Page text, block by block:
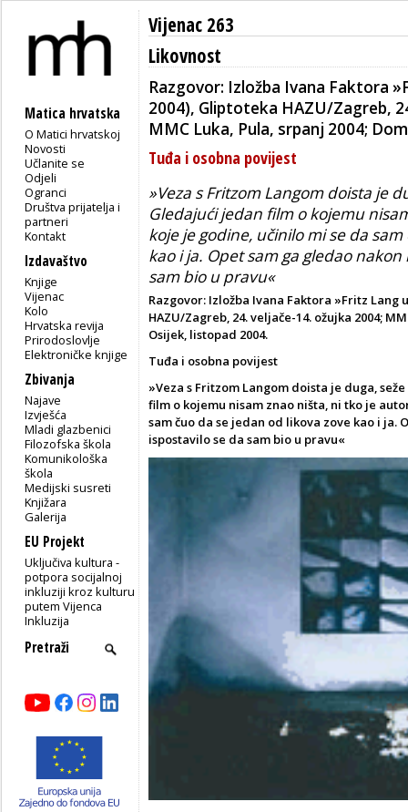
Matica hrvatska
O Matici hrvatskoj
Novosti
Učlanite se
Odjeli
Ogranci
Društva prijatelja i
partneri
Kontakt
Izdavaštvo
Knjige
Vijenac
Kolo
Hrvatska revija
Prirodoslovlje
Elektroničke knjige
Zbivanja
Najave
Izvješća
Mladi glazbenici
Filozofska škola
Komunikološka
škola
Medijski susreti
Knjižara
Galerija
EU Projekt
Uključiva kultura -
potpora socijalnoj
inkluziji kroz kulturu
putem Vijenca
Inkluzija
Vijenac 263
Likovnost
Razgovor: Izložba Ivana Faktora
2004), Gliptoteka HAZU/Zagreb,
MMC Luka, Pula, srpanj 2004;
Tuđa i osobna povijest
»Veza s Fritzom Langom doista je
Gledajući jedan film o kojemu
koje je godine, učinilo mi se da
kao i ja. Opet sam ga gledao
sam bio u pravu«
Razgovor: Izložba Ivana Faktora »Fritz Lang
HAZU/Zagreb, 24. veljače-14. ožujka 2004;
Osijek, listopad 2004.
Tuđa i osobna povijest
»Veza s Fritzom Langom doista je duga,
film o kojemu nisam znao ništa, ni tko je
sam čuo da se jedan od likova zove kao i ja.
ispostavilo se da sam bio u pravu«